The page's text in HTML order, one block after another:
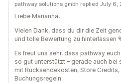
pathway solutions gmbh replied July 6,
Liebe Marianna,
Vielen Dank, dass du dir die Zeit
und tolle Bewertung zu hinterlassen
Es freut uns sehr, dass pathway
so gut unterstützt – gerade auch bei
mit Rücksendekosten, Store
Buchungsregeln.